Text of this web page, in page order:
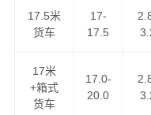
1、低价格、高服务：
2、高速往返，自由车
17.5米
货车
17-
17.5
17米
+箱式
货车
17.0-
20.0